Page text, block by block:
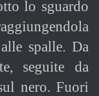
lo sguardo
spalle. Da
seguite da
nero. Fuori